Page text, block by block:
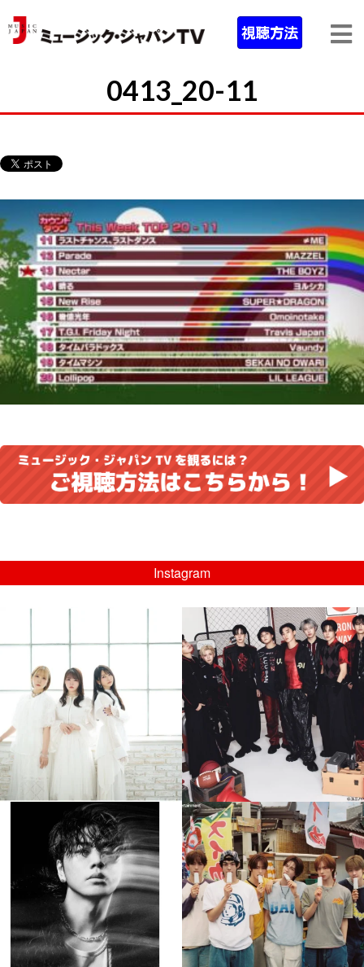
0413_20-11
Instagram
💡8/5(水)特番放送！
...
8月 4
4 0
musicjapantv
💡08/05(水)23:00特番放送！
...
8月 4
4 0
musicjapantv
💡8月特番放送決定！
...
8月 4
84 0
musicjapantv
💡8月特番放送決定！
...
8月 4
5 0